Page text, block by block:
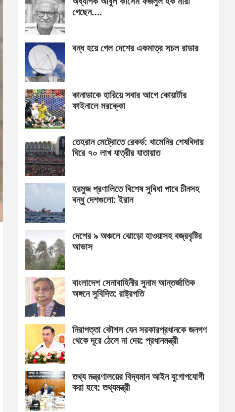
গেছেন….
বন্ধ হয়ে গেল দেশের একমাত্র সচল রাডার
কানাডাকে হারিয়ে সবার আগে কোয়ার্টার
ফাইনালে মরক্কো
তেহরান মেট্রোতে রেকর্ড: খামেনির শেষবিদায়
ঘিরে ৭০ লাখ যাত্রীর যাতায়াত
হরমুজ প্রণালিতে বিশেষ সুবিধা পাবে চীনসহ
বন্ধু দেশগুলো: ইরান
দেশের ৯ অঞ্চলে ঝোড়ো হাওয়াসহ বজ্রবৃষ্টির
আভাস
বাংলাদেশ সেনাবাহিনীর সুনাম আন্তর্জাতিক
অঙ্গনে সুবিদিত: রাষ্ট্রপতি
নিরাপত্তা কৌশল যেন সরকারপ্রধানকে জনগণ
থেকে দূরে ঠেলে না দেয়: প্রধানমন্ত্রী
তথ্য মন্ত্রণালয়ের বিদ্যমান আইন যুগোপযোগী
করা হবে: তথ্যমন্ত্রী